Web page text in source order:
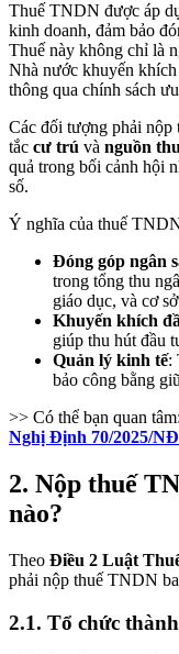
Thuế TNDN được áp
kinh doanh, đảm bảo
Thuế này không chỉ là
Nhà nước khuyến
thông qua chính sách
Các đối tượng phải
tắc cư trú và nguồn
quả trong bối cảnh hội
số.
Ý nghĩa của thuế
Đóng góp ngân
trong tổng thu
giáo dục, và cơ
Khuyến khích
giúp thu hút đầu
Quản lý kinh tế:
bảo công bằng
>> Có thể bạn quan tâm:
Nghị Định 70/2025/
2. Nộp thuế
nào?
Theo Điều 2 Luật
phải nộp thuế TNDN
2.1. Tổ chức